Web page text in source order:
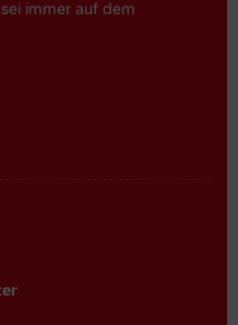
immer auf dem